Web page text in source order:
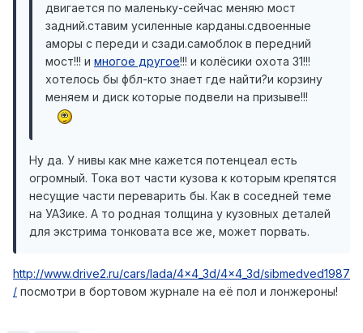
двигается по маленьку-сейчас меняю мост
задний.ставим усиленные карданы.сдвоенные
аморы с переди и сзади.самоблок в передний
мост!!! и многое другое!!! и колёсики охота 31!!!
хотелось бы фбл-кто знает где найти?и корзину
меняем и диск которые подвели на призыве!!!
Ну да. У нивы как мне кажется потенцеал есть
огромный. Тока вот части кузова к которым крепятся
несущие части переварить бы. Как в соседней теме
на УАЗике. А то родная толщина у кузовных деталей
для экстрима тонковата все же, может порвать.
http://www.drive2.ru/cars/lada/4x4_3d/4x4_3d/sibmedved1987
/ посмотри в бортовом журнале на её пол и лонжероны!